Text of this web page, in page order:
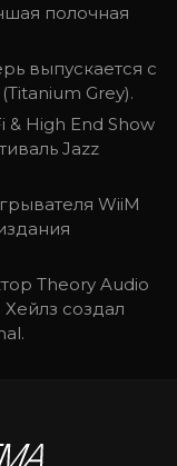
полочная
выпускается с
Grey).
& High End Show
Jazz
WiiM
Theory Audio
создал